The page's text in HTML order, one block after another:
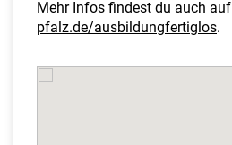
Mehr Infos findest du auch auf
pfalz.de/ausbildungfertiglos.